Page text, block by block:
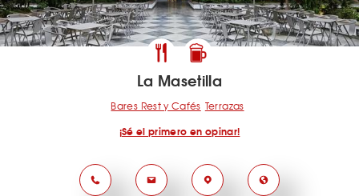
La Masetilla
Bares Rest y Cafés Terrazas
¡Sé el primero en opinar!